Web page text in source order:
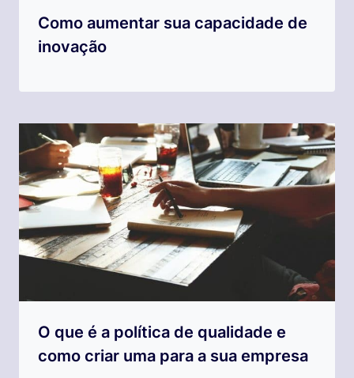
Como aumentar sua capacidade de
inovação
O que é a política de qualidade e
como criar uma para a sua empresa